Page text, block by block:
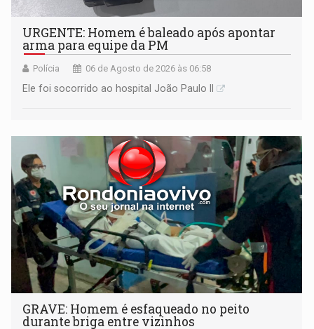
URGENTE: Homem é baleado após apontar
arma para equipe da PM
Polícia 06 de Agosto de 2026 às 06:58
Ele foi socorrido ao hospital João Paulo II
GRAVE: Homem é esfaqueado no peito
durante briga entre vizinhos